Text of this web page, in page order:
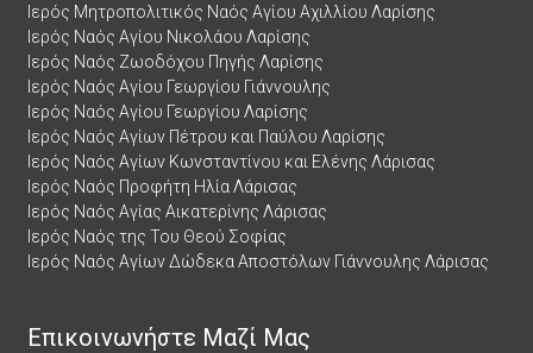
Ιερός Μητροπολιτικός Ναός Αγίου Αχιλλίου Λαρίσης
Ιερός Ναός Αγίου Νικολάου Λαρίσης
Ιερός Ναός Ζωοδόχου Πηγής Λαρίσης
Ιερός Ναός Αγίου Γεωργίου Γιάννουλης
Ιερός Ναός Αγίου Γεωργίου Λαρίσης
Ιερός Ναός Αγίων Πέτρου και Παύλου Λαρίσης
Ιερός Ναός Αγίων Κωνσταντίνου και Ελένης Λάρισας
Ιερός Ναός Προφήτη Ηλία Λάρισας
Ιερός Ναός Αγίας Αικατερίνης Λάρισας
Ιερός Ναός της Του Θεού Σοφίας
Ιερός Ναός Αγίων Δώδεκα Αποστόλων Γιάννουλης Λάρισας
Επικοινωνήστε Μαζί Μας